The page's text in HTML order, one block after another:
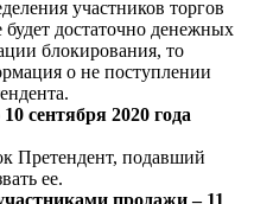
участников торгов
будет достаточно денежных
блокирования, то
о не поступлении
сентября 2020 года
Претендент, подавший
ее.
продажи – 11